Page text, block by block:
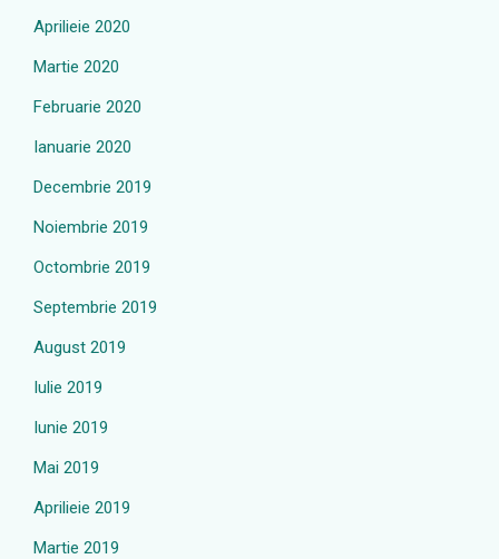
Aprilieie 2020
Martie 2020
Februarie 2020
Ianuarie 2020
Decembrie 2019
Noiembrie 2019
Octombrie 2019
Septembrie 2019
August 2019
Iulie 2019
Iunie 2019
Mai 2019
Aprilieie 2019
Martie 2019